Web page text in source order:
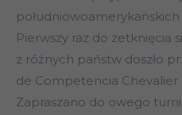
południowoamerykańskich
Pierwszy raz do zetknięcia
z różnych państw doszło
de Competencia
Zapraszano do owego